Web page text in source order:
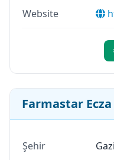
Website
Farmastar
Şehir